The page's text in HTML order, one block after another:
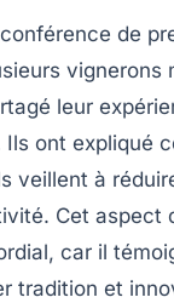
de
vignerons
leur
ont expliqué
veillent à
Cet aspect
car il
tradition et